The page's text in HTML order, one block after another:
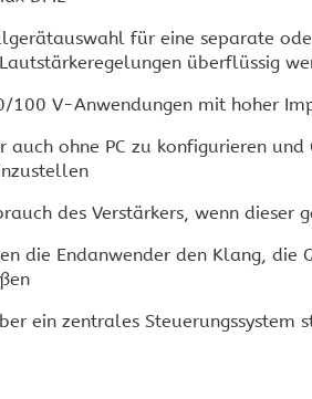
für eine separate
überflüssig
V-Anwendungen mit hoher
ohne PC zu konfigurieren
des Verstärkers, wenn dieser
die Endanwender den Klang,
ein zentrales Steuerungssystem